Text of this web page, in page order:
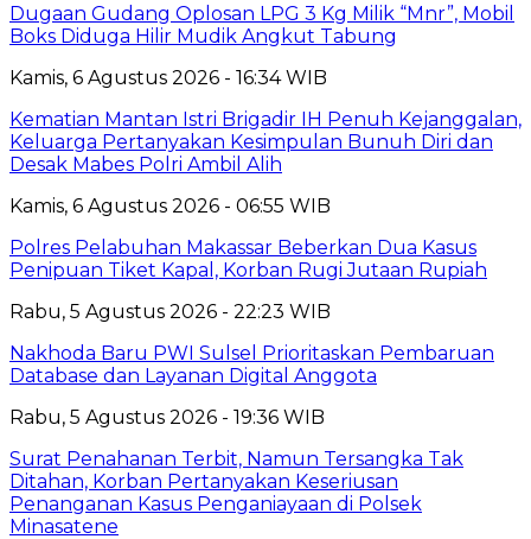
Dugaan Gudang Oplosan LPG 3 Kg Milik “Mnr”, Mobil
Boks Diduga Hilir Mudik Angkut Tabung
Kamis, 6 Agustus 2026 - 16:34 WIB
Kematian Mantan Istri Brigadir IH Penuh Kejanggalan,
Keluarga Pertanyakan Kesimpulan Bunuh Diri dan
Desak Mabes Polri Ambil Alih
Kamis, 6 Agustus 2026 - 06:55 WIB
Polres Pelabuhan Makassar Beberkan Dua Kasus
Penipuan Tiket Kapal, Korban Rugi Jutaan Rupiah
Rabu, 5 Agustus 2026 - 22:23 WIB
Nakhoda Baru PWI Sulsel Prioritaskan Pembaruan
Database dan Layanan Digital Anggota
Rabu, 5 Agustus 2026 - 19:36 WIB
Surat Penahanan Terbit, Namun Tersangka Tak
Ditahan, Korban Pertanyakan Keseriusan
Penanganan Kasus Penganiayaan di Polsek
Minasatene